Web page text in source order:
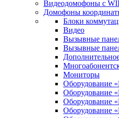
Видеодомофоны с
Домофоны
Блоки
Видео
Вызывные
Вызывные
Мониторы
Оборудование
Оборудование
Оборудование
Оборудование